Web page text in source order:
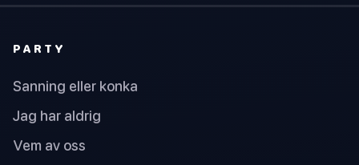
PARTY
Sanning eller konka
Jag har aldrig
Vem av oss